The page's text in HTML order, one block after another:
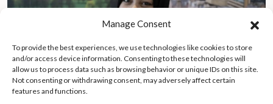
Manage Consent
To provide the best experiences, we use technologies like cookies to store
and/or access device information. Consenting to these technologies will
allow us to process data such as browsing behavior or unique IDs on this site.
Not consenting or withdrawing consent, may adversely affect certain
features and functions.